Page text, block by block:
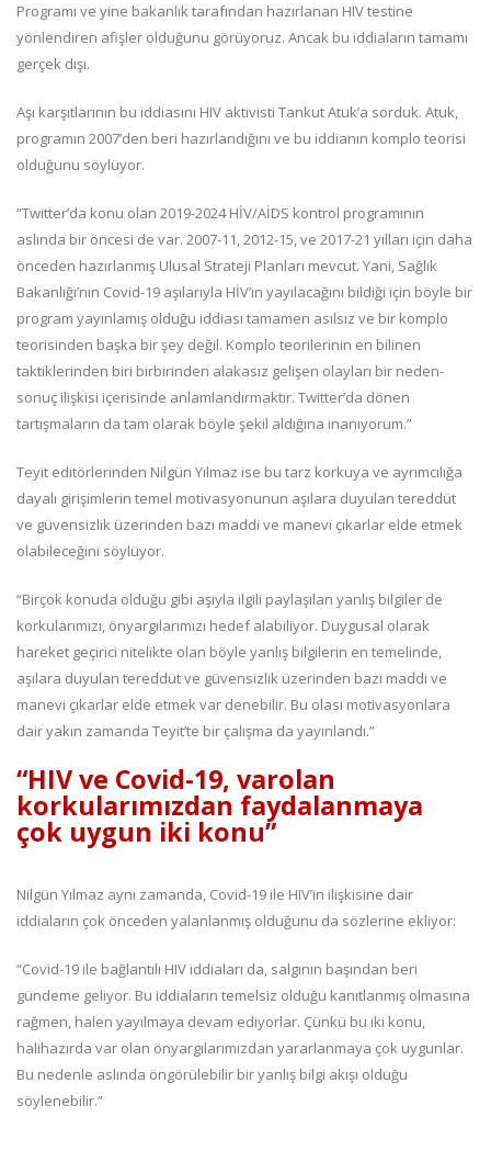
Programı ve yine bakanlık tarafından hazırlanan HIV testine
yönlendiren afişler olduğunu görüyoruz. Ancak bu iddiaların tamamı
gerçek dışı.
Aşı karşıtlarının bu iddiasını HIV aktivisti Tankut Atuk’a sorduk. Atuk,
programın 2007’den beri hazırlandığını ve bu iddianın komplo teorisi
olduğunu söylüyor.
“Twitter’da konu olan 2019-2024 HİV/AİDS kontrol programının
aslında bir öncesi de var. 2007-11, 2012-15, ve 2017-21 yılları için daha
önceden hazırlanmış Ulusal Strateji Planları mevcut. Yani, Sağlık
Bakanlığı’nın Covid-19 aşılarıyla HİV’in yayılacağını bildiği için böyle bir
program yayınlamış olduğu iddiası tamamen asılsız ve bir komplo
teorisinden başka bir şey değil. Komplo teorilerinin en bilinen
taktiklerinden biri birbirinden alakasız gelişen olayları bir neden-
sonuç ilişkisi içerisinde anlamlandırmaktır. Twitter’da dönen
tartışmaların da tam olarak böyle şekil aldığına inanıyorum.”
Teyit editörlerinden Nilgün Yılmaz ise bu tarz korkuya ve ayrımcılığa
dayalı girişimlerin temel motivasyonunun aşılara duyulan tereddüt
ve güvensizlik üzerinden bazı maddi ve manevi çıkarlar elde etmek
olabileceğini söylüyor.
“Birçok konuda olduğu gibi aşıyla ilgili paylaşılan yanlış bilgiler de
korkularımızı, önyargılarımızı hedef alabiliyor. Duygusal olarak
hareket geçirici nitelikte olan böyle yanlış bilgilerin en temelinde,
aşılara duyulan tereddüt ve güvensizlik üzerinden bazı maddi ve
manevi çıkarlar elde etmek var denebilir. Bu olası motivasyonlara
dair yakın zamanda Teyit’te bir çalışma da yayınlandı.”
“HIV ve Covid-19, varolan
korkularımızdan faydalanmaya
çok uygun iki konu”
Nilgün Yılmaz aynı zamanda, Covid-19 ile HIV’in ilişkisine dair
iddiaların çok önceden yalanlanmış olduğunu da sözlerine ekliyor:
“Covid-19 ile bağlantılı HIV iddiaları da, salgının başından beri
gündeme geliyor. Bu iddiaların temelsiz olduğu kanıtlanmış olmasına
rağmen, halen yayılmaya devam ediyorlar. Çünkü bu iki konu,
halihazırda var olan önyargılarımızdan yararlanmaya çok uygunlar.
Bu nedenle aslında öngörülebilir bir yanlış bilgi akışı olduğu
söylenebilir.”